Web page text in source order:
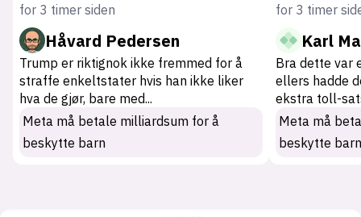
for 3 timer siden
Håvard Pedersen
Trump er riktignok ikke fremmed for å
straffe enkeltstater hvis han ikke liker
hva de gjør, bare med...
Meta må betale milliardsum for å
beskytte barn
for 3 timer
Karl
Bra dette var
ellers hadde
ekstra toll-
Meta må
beskytte barn